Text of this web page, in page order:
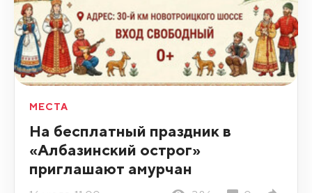
МЕСТА
На бесплатный праздник в
«Албазинский острог»
приглашают амурчан